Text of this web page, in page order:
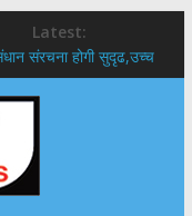
Latest:
संरचना होगी सुदृढ,उच्च
मंत्री से की मुलाकात
बुनकरों और हस्तशिल्प
गंगा एक्सप्रेसवे का
कांवड़ यात्रा; तेजस्वी